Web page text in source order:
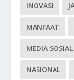
INOVASI
MANFAAT
MEDIA SOSIAL
NASIONAL